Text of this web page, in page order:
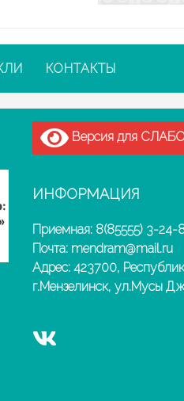
КОНТАКТЫ
Версия для
ИНФОРМАЦИЯ
Приемная: 8(85555) 3-24-
Почта: mendram@mail.ru
Адрес: 423700,
г.Мензелинск, ул.Мусы